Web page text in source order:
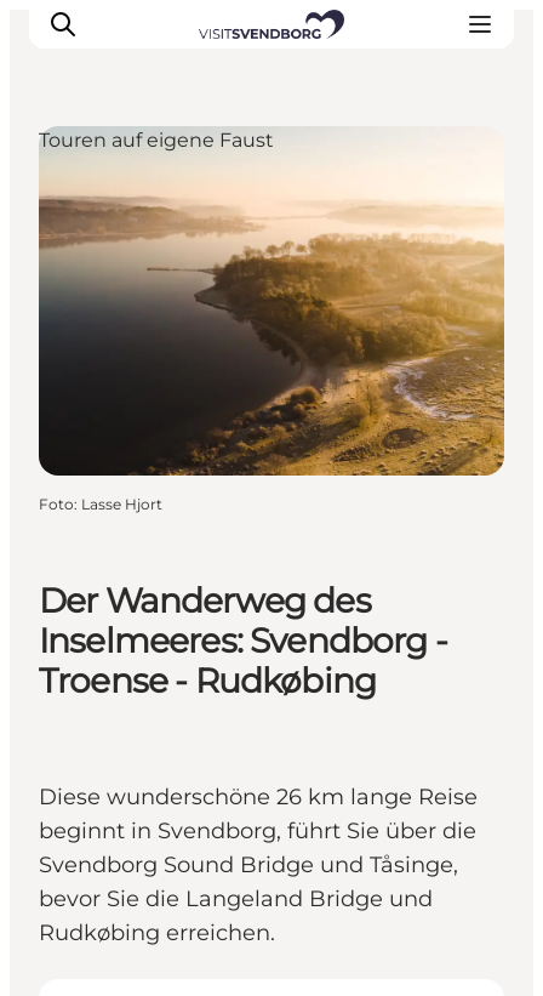
Veranstaltungen
Essen und Trinken
Shopping in Svendborg
Übernachtung
Den Urlaub planen
Der Wanderweg des
Inselmeeres: Svendborg -
Troense - Rudkøbing
Diese wunderschöne 26 km lange Reise
beginnt in Svendborg, führt Sie über die
Svendborg Sound Bridge und Tåsinge,
bevor Sie die Langeland Bridge und
Rudkøbing erreichen.
Touren auf eigene Faust
Foto: Lasse Hjort